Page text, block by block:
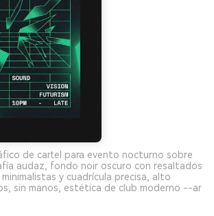
de cartel para evento nocturno sobre
audaz, fondo noir oscuro con resaltados
y cuadrícula precisa, alto
sin manos, estética de club moderno --ar